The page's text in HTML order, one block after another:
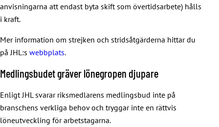
anvisningarna att endast byta skift som övertidsarbete) hålls
i kraft.
Mer information om strejken och stridsåtgärderna hittar du
på JHL:s webbplats.
Medlingsbudet gräver lönegropen djupare
Enligt JHL svarar riksmedlarens medlingsbud inte på
branschens verkliga behov och tryggar inte en rättvis
löneutveckling för arbetstagarna.